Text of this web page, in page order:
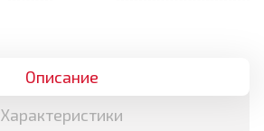
Описание
Характеристики